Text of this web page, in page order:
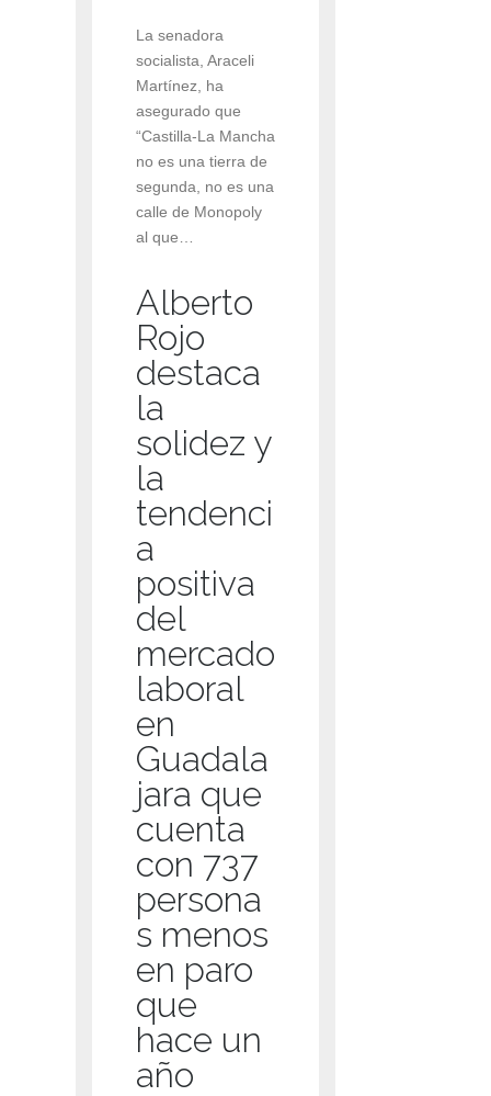
La senadora
socialista, Araceli
Martínez, ha
asegurado que
“Castilla-La Mancha
no es una tierra de
segunda, no es una
calle de Monopoly
al que…
Alberto
Rojo
destaca
la
solidez y
la
tendenci
a
positiva
del
mercado
laboral
en
Guadala
jara que
cuenta
con 737
persona
s menos
en paro
que
hace un
año